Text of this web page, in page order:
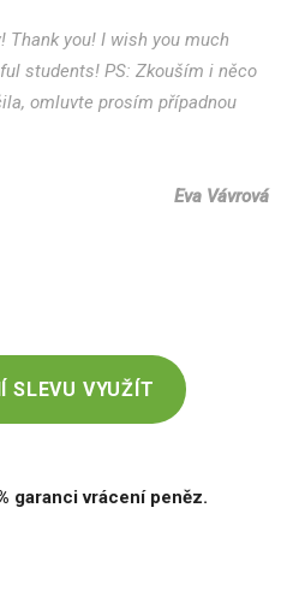
Thank you! I wish you much
students! PS: Zkouším i něco
omluvte prosím případnou
Eva Vávrová
SLEVU VYUŽÍT
garanci vrácení peněz.